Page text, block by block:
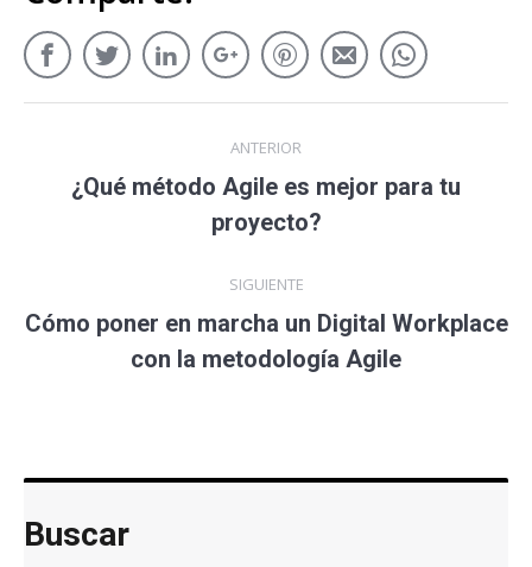
ANTERIOR
¿Qué método Agile es mejor para tu
proyecto?
SIGUIENTE
Cómo poner en marcha un Digital Workplace
con la metodología Agile
Buscar